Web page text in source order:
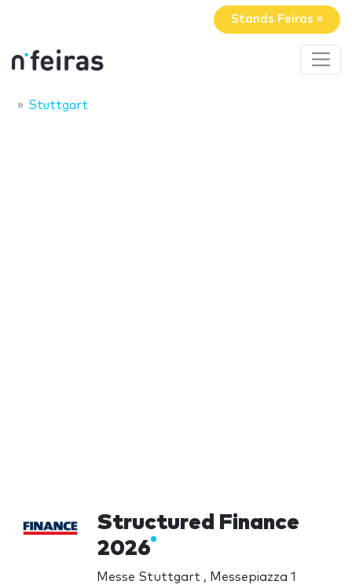
Stands Feiras »
Stuttgart
Structured Finance
2026
Messe Stuttgart , Messepiazza 1